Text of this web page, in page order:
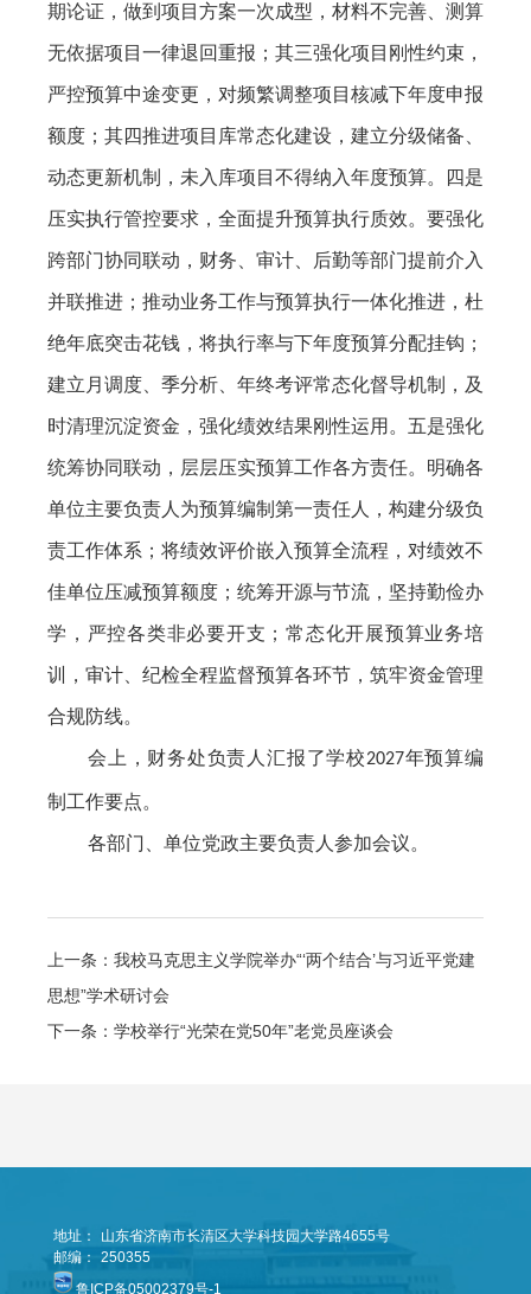
期论证，做到项目方案一次成型，材料不完善、测算
无依据项目一律退回重报；其三强化项目刚性约束，
严控预算中途变更，对频繁调整项目核减下年度申报
额度；其四推进项目库常态化建设，建立分级储备、
动态更新机制，未入库项目不得纳入年度预算。四是
压实执行管控要求，全面提升预算执行质效。要强化
跨部门协同联动，财务、审计、后勤等部门提前介入
并联推进；推动业务工作与预算执行一体化推进，杜
绝年底突击花钱，将执行率与下年度预算分配挂钩；
建立月调度、季分析、年终考评常态化督导机制，及
时清理沉淀资金，强化绩效结果刚性运用。五是强化
统筹协同联动，层层压实预算工作各方责任。明确各
单位主要负责人为预算编制第一责任人，构建分级负
责工作体系；将绩效评价嵌入预算全流程，对绩效不
佳单位压减预算额度；统筹开源与节流，坚持勤俭办
学，严控各类非必要开支；常态化开展预算业务培
训，审计、纪检全程监督预算各环节，筑牢资金管理
合规防线。
会上，财务处负责人汇报了学校2027年预算编
制工作要点。
各部门、单位党政主要负责人参加会议。
上一条：我校马克思主义学院举办“‘两个结合’与习近平党建
思想”学术研讨会
下一条：学校举行“光荣在党50年”老党员座谈会
地址：
山东省济南市长清区大学科技园大学路4655号
邮编：
250355
鲁ICP备05002379号-1